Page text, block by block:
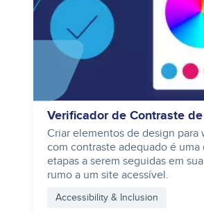
Verificador de Contraste
Criar elementos de design para
com contraste adequado é uma
etapas a serem seguidas em
rumo a um site acessível.
Accessibility & Inclusion